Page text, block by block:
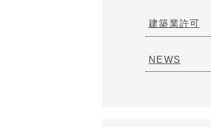
建築業許可
NEWS